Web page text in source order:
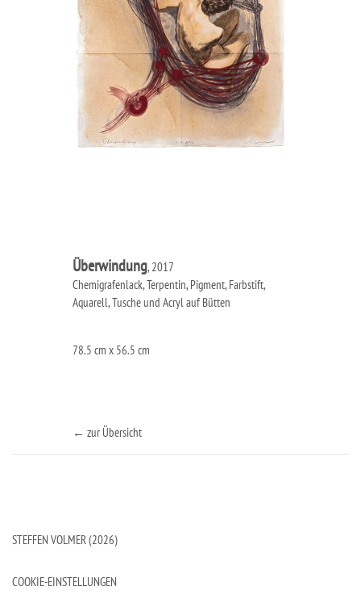
Überwindung, 2017
Chemigrafenlack, Terpentin, Pigment, Farbstift,
Aquarell, Tusche und Acryl auf Bütten
78.5 cm x 56.5 cm
← zur Übersicht
STEFFEN VOLMER (2026)
COOKIE-EINSTELLUNGEN